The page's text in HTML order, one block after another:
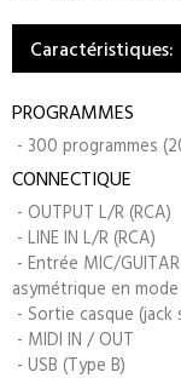
Caractéristiques:
PROGRAMMES
- 300 programmes
CONNECTIQUE
- OUTPUT L/R (RCA)
- LINE IN L/R (RCA)
- Entrée MIC/
asymétrique en mode
- Sortie casque (jack
- MIDI IN / OUT
- USB (Type B)